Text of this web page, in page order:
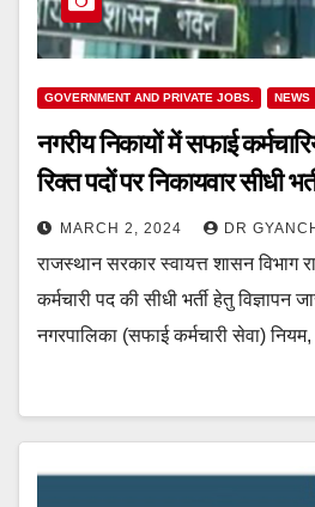
GOVERNMENT AND PRIVATE JOBS. NEWS
नगरीय निकायों में सफाई
रिक्त पदों पर निकायवार सीधी
MARCH 2, 2024 DR
राजस्थान सरकार स्वायत्त शासन विभाग
कर्मचारी पद की सीधी भर्ती हेतु विज्ञापन
नगरपालिका (सफाई कर्मचारी सेवा)